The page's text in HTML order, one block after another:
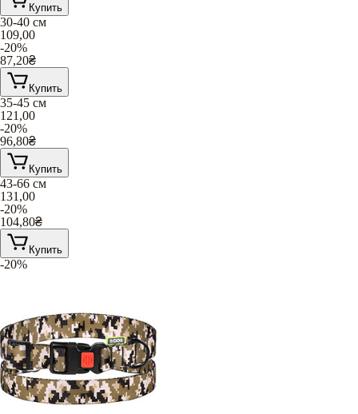
Купить
30-40 cм
109,00
-20%
87,20₴
Купить
35-45 см
121,00
-20%
96,80₴
Купить
43-66 см
131,00
-20%
104,80₴
Купить
-20%